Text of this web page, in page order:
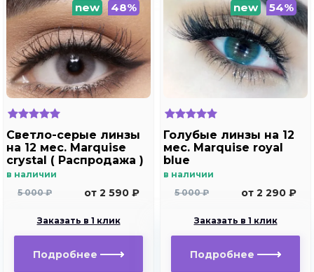
new 48%
Светло-серые линзы
на 12 мес. Marquise
crystal ( Распродажа )
в наличии
5 000 ₽
от 2 590 ₽
Заказать в 1 клик
Подробнее
new 54%
Голубые линзы на 12
мес. Marquise royal
blue
в наличии
5 000 ₽
от 2 290 ₽
Заказать в 1 клик
Подробнее